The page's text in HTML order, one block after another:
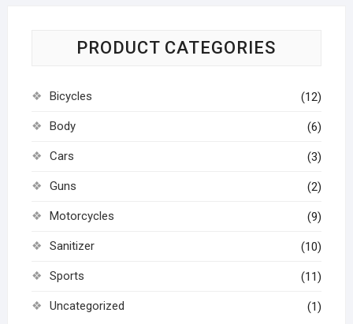
PRODUCT CATEGORIES
Bicycles (12)
Body (6)
Cars (3)
Guns (2)
Motorcycles (9)
Sanitizer (10)
Sports (11)
Uncategorized (1)